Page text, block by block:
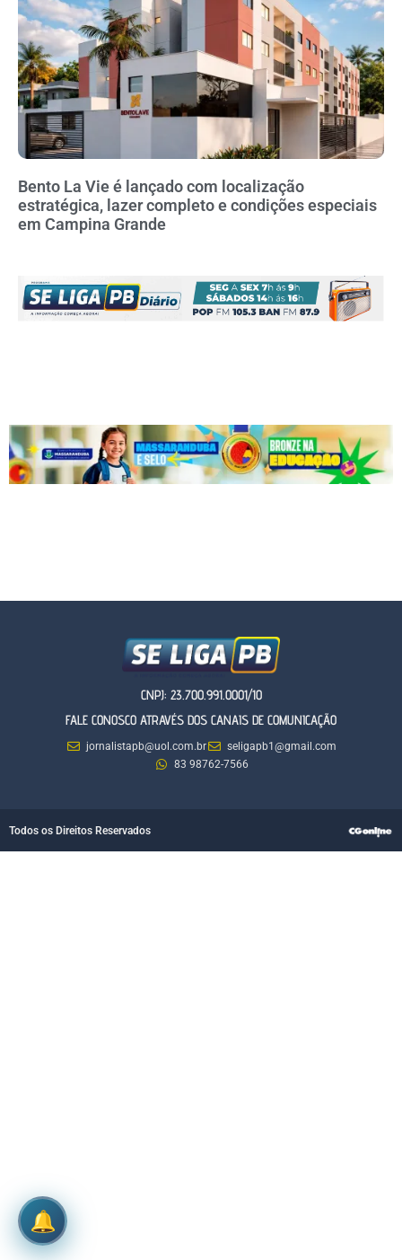
Bento La Vie é lançado com localização
estratégica, lazer completo e condições especiais
em Campina Grande
CNPJ: 23.700.991.0001/10
FALE CONOSCO ATRAVÉS DOS CANAIS DE COMUNICAÇÃO
jornalistapb@uol.com.br
seligapb1@gmail.com
83 98762-7566
Todos os Direitos Reservados